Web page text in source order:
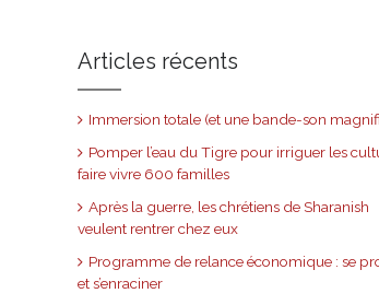
Articles récents
Immersion totale (et une bande-son
Pomper l’eau du Tigre pour irriguer les
faire vivre 600 familles
Après la guerre, les chrétiens de Sharanish
veulent rentrer chez eux
Programme de relance économique : se
et s’enraciner